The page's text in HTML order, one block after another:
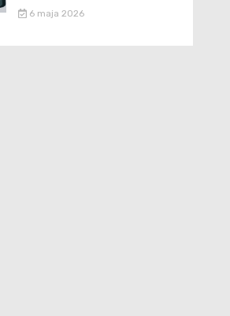
6 maja 2026